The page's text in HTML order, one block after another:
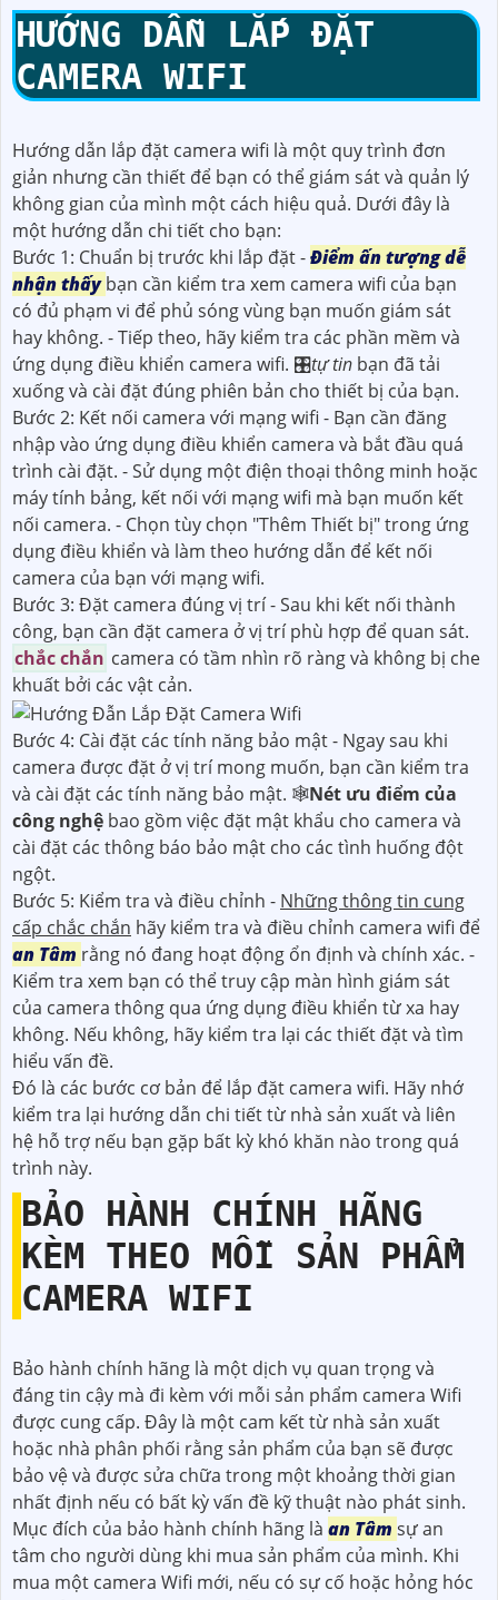
HƯỚNG DẪN LẮP ĐẶT
CAMERA WIFI
Hướng dẫn lắp đặt camera wifi là một quy trình đơn
giản nhưng cần thiết để bạn có thể giám sát và quản lý
không gian của mình một cách hiệu quả. Dưới đây là
một hướng dẫn chi tiết cho bạn:
Bước 1: Chuẩn bị trước khi lắp đặt -Điểm ấn tượng dễ
nhận thấybạn cần kiểm tra xem camera wifi của bạn
có đủ phạm vi để phủ sóng vùng bạn muốn giám sát
hay không. - Tiếp theo, hãy kiểm tra các phần mềm và
ứng dụng điều khiển camera wifi. 🎛tự tin bạn đã tải
xuống và cài đặt đúng phiên bản cho thiết bị của bạn.
Bước 2: Kết nối camera với mạng wifi - Bạn cần đăng
nhập vào ứng dụng điều khiển camera và bắt đầu quá
trình cài đặt. - Sử dụng một điện thoại thông minh hoặc
máy tính bảng, kết nối với mạng wifi mà bạn muốn kết
nối camera. - Chọn tùy chọn "Thêm Thiết bị" trong ứng
dụng điều khiển và làm theo hướng dẫn để kết nối
camera của bạn với mạng wifi.
Bước 3: Đặt camera đúng vị trí - Sau khi kết nối thành
công, bạn cần đặt camera ở vị trí phù hợp để quan sát.
chắc chắn camera có tầm nhìn rõ ràng và không bị che
khuất bởi các vật cản.
Bước 4: Cài đặt các tính năng bảo mật - Ngay sau khi
camera được đặt ở vị trí mong muốn, bạn cần kiểm tra
và cài đặt các tính năng bảo mật. 🕸Nét ưu điểm của
công nghệ bao gồm việc đặt mật khẩu cho camera và
cài đặt các thông báo bảo mật cho các tình huống đột
ngột.
Bước 5: Kiểm tra và điều chỉnh - Những thông tin cung
cấp chắc chắn hãy kiểm tra và điều chỉnh camera wifi để
an Tâm rằng nó đang hoạt động ổn định và chính xác. -
Kiểm tra xem bạn có thể truy cập màn hình giám sát
của camera thông qua ứng dụng điều khiển từ xa hay
không. Nếu không, hãy kiểm tra lại các thiết đặt và tìm
hiểu vấn đề.
Đó là các bước cơ bản để lắp đặt camera wifi. Hãy nhớ
kiểm tra lại hướng dẫn chi tiết từ nhà sản xuất và liên
hệ hỗ trợ nếu bạn gặp bất kỳ khó khăn nào trong quá
trình này.
BẢO HÀNH CHÍNH HÃNG
KÈM THEO MỖI SẢN PHẨM
CAMERA WIFI
Bảo hành chính hãng là một dịch vụ quan trọng và
đáng tin cậy mà đi kèm với mỗi sản phẩm camera Wifi
được cung cấp. Đây là một cam kết từ nhà sản xuất
hoặc nhà phân phối rằng sản phẩm của bạn sẽ được
bảo vệ và được sửa chữa trong một khoảng thời gian
nhất định nếu có bất kỳ vấn đề kỹ thuật nào phát sinh.
Mục đích của bảo hành chính hãng là an Tâm sự an
tâm cho người dùng khi mua sản phẩm của mình. Khi
mua một camera Wifi mới, nếu có sự cố hoặc hỏng hóc